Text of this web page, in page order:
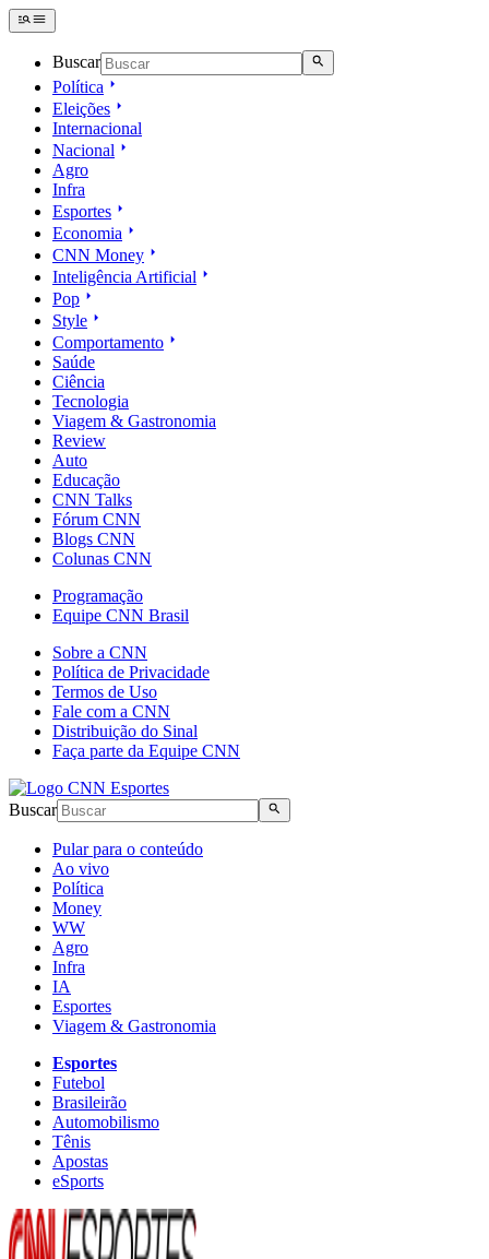
Buscar
Política
Eleições
Internacional
Nacional
Agro
Infra
Esportes
Economia
CNN Money
Inteligência Artificial
Pop
Style
Comportamento
Saúde
Ciência
Tecnologia
Viagem & Gastronomia
Review
Auto
Educação
CNN Talks
Fórum CNN
Blogs CNN
Colunas CNN
Programação
Equipe CNN Brasil
Sobre a CNN
Política de Privacidade
Termos de Uso
Fale com a CNN
Distribuição do Sinal
Faça parte da Equipe CNN
Buscar
Pular para o conteúdo
Ao vivo
Política
Money
WW
Agro
Infra
IA
Esportes
Viagem & Gastronomia
Esportes
Futebol
Brasileirão
Automobilismo
Tênis
Apostas
eSports